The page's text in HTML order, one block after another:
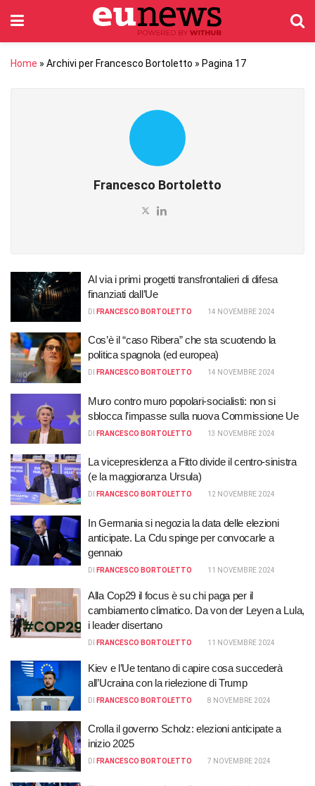
Home » Archivi per Francesco Bortoletto » Pagina 17
Francesco Bortoletto
Al via i primi progetti transfrontalieri di difesa
finanziati dall’Ue
DI FRANCESCO BORTOLETTO 14 NOVEMBRE 2024
Cos’è il “caso Ribera” che sta scuotendo la
politica spagnola (ed europea)
DI FRANCESCO BORTOLETTO 14 NOVEMBRE 2024
Muro contro muro popolari-socialisti: non si
sblocca l’impasse sulla nuova Commissione Ue
DI FRANCESCO BORTOLETTO 13 NOVEMBRE 2024
La vicepresidenza a Fitto divide il centro-sinistra
(e la maggioranza Ursula)
DI FRANCESCO BORTOLETTO 12 NOVEMBRE 2024
In Germania si negozia la data delle elezioni
anticipate. La Cdu spinge per convocarle a
gennaio
DI FRANCESCO BORTOLETTO 11 NOVEMBRE 2024
Alla Cop29 il focus è su chi paga per il
cambiamento climatico. Da von der Leyen a Lula,
i leader disertano
DI FRANCESCO BORTOLETTO 11 NOVEMBRE 2024
Kiev e l’Ue tentano di capire cosa succederà
all’Ucraina con la rielezione di Trump
DI FRANCESCO BORTOLETTO 8 NOVEMBRE 2024
Crolla il governo Scholz: elezioni anticipate a
inizio 2025
DI FRANCESCO BORTOLETTO 7 NOVEMBRE 2024